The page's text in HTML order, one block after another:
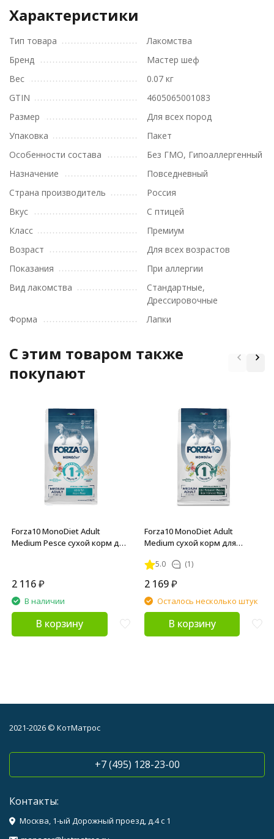
Характеристики
Тип товара
Лакомства
Бренд
Мастер шеф
Вес
0.07 кг
GTIN
4605065001083
Размер
Для всех пород
Упаковка
Пакет
Особенности состава
Без ГМО, Гипоаллергенный
Назначение
Повседневный
Страна производитель
Россия
Вкус
С птицей
Класс
Премиум
Возраст
Для всех возрастов
Показания
При аллергии
Вид лакомства
Стандартные,
Дрессировочные
Форма
Лапки
C этим товаром также
покупают
Forza10 MonoDiet Adult
Medium Pesce сухой корм для
2 116₽
В наличии
В корзину
Forza10 MonoDiet Adult
Medium сухой корм для
пород с олениной и
5.0 (1)
2 169 ₽
Осталось несколько штук
В корзину
2021-2026 © КотМатрос
+7 (495) 128-23-00
Контакты:
Москва, 1-ый Дорожный проезд, д.4 с 1